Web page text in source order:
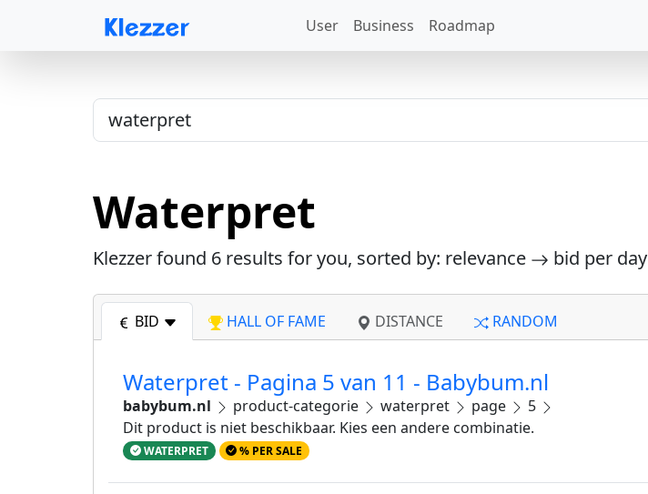
User Business Roadmap
Waterpret
Klezzer found 6 results for you, sorted by: relevance bid per day
BID HALL OF FAME DISTANCE RANDOM
Waterpret - Pagina 5 van 11 - Babybum.nl
babybum.nl product-categorie waterpret page
5
Dit product is niet beschikbaar. Kies een andere combinatie.
WATERPRET % PER SALE